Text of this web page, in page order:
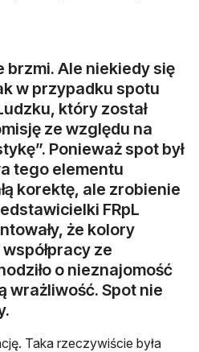
karcie
brzmi. Ale niekiedy się
w przypadku spotu
który został
ze względu na
Ponieważ spot był
tego elementu
korektę, ale zrobienie
FRpL
że kolory
ze
o nieznajomość
wrażliwość. Spot nie
Taka rzeczywiście była